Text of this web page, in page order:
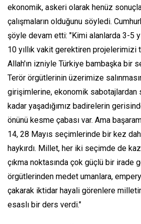
ekonomik, askeri olarak henüz
çalışmaların olduğunu söyledi.
şöyle devam etti: "Kimi alanlarda 3-5
10 yıllık vakit gerektiren projelerimizi
Allah'ın izniyle Türkiye bambaşka bir
Terör örgütlerinin üzerimize
girişimlerine, ekonomik
kadar yaşadığımız badirelerin
önünü kesme çabası var. Ama
14, 28 Mayıs seçimlerinde bir kez daha
haykırdı. Millet, her iki seçimde de
çıkma noktasında çok güçlü bir irade
örgütlerinden medet umanlara,
çakarak iktidar hayali görenlere
esaslı bir ders verdi."